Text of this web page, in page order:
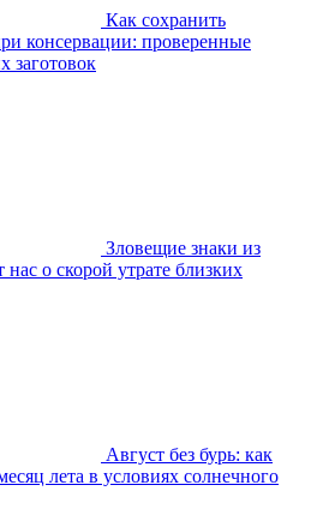
Как сохранить
консервации: проверенные
заготовок
Зловещие знаки из
о скорой утрате близких
Август без бурь: как
лета в условиях солнечного